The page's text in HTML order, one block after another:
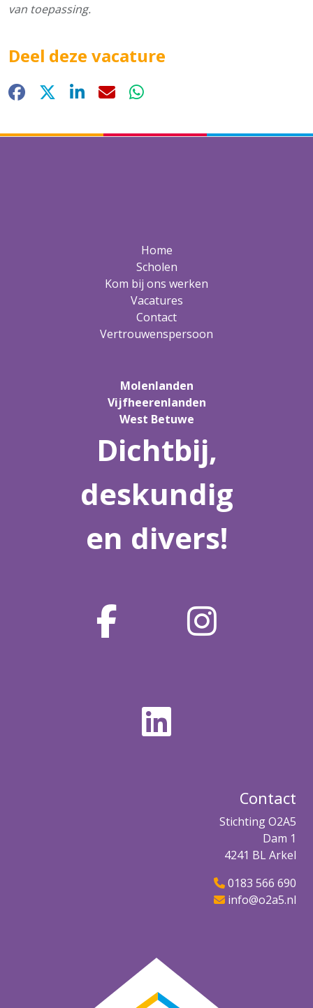
van toepassing.
Deel deze vacature
Facebook LinkedInE-mailWhatsApp
Home
Scholen
Kom bij ons werken
Vacatures
Contact
Vertrouwenspersoon
Molenlanden
Vijfheerenlanden
West Betuwe
Dichtbij,
deskundig
en divers!
Contact
Stichting O2A5
Dam 1
4241 BL Arkel
0183 566 690
info@o2a5.nl